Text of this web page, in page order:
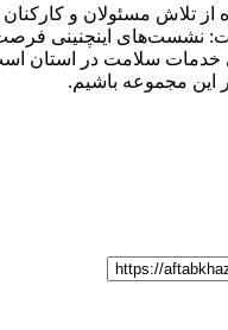
از تلاش مسئولان و کارکنان
نشست‌های اینچنینی
خدمات سلامت در استان
این مجموعه باشیم.